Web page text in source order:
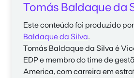
Tomás Baldaque da
Este conteúdo foi produzido por
Baldaque da Silva.
Tomás Baldaque da Silva é
EDP e membro do time de
America, com carreira em